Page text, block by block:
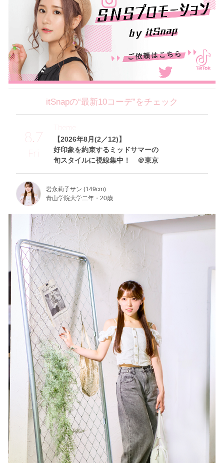
itSnapの“最新10コーデ”をチェック
8.7
Fri
【2026年8月(2／12)】
好印象を約束するミッドサマーの
旬スタイルに視線集中！ ＠東京
Theme
岩永莉子サン (149cm)
青山学院大学二年・20歳